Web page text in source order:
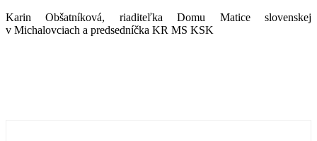
Karin Obšatníková, riaditeľka Domu Matice slovenskej
v Michalovciach a predsedníčka KR MS KSK